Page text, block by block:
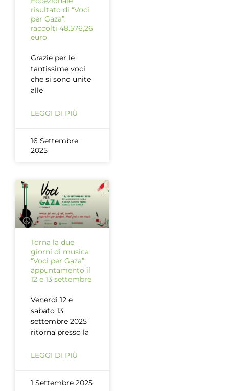
risultato di “Voci
per Gaza”:
raccolti 48.576,26
euro
Grazie per le
tantissime voci
che si sono unite
alle
LEGGI DI PIÙ
16 Settembre
2025
Torna la due
giorni di musica
“Voci per Gaza”,
appuntamento il
12 e 13 settembre
Venerdì 12 e
sabato 13
settembre 2025
ritorna presso la
LEGGI DI PIÙ
1 Settembre 2025